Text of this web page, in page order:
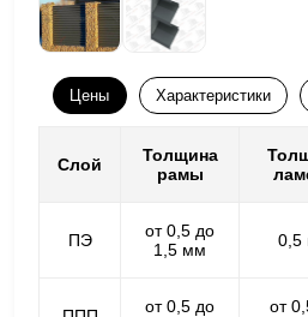
Цены Характеристики
Слой
Толщина
рамы
ПЭ
от 0,5 до
1,5 мм
0,5
от 0,5 до
от